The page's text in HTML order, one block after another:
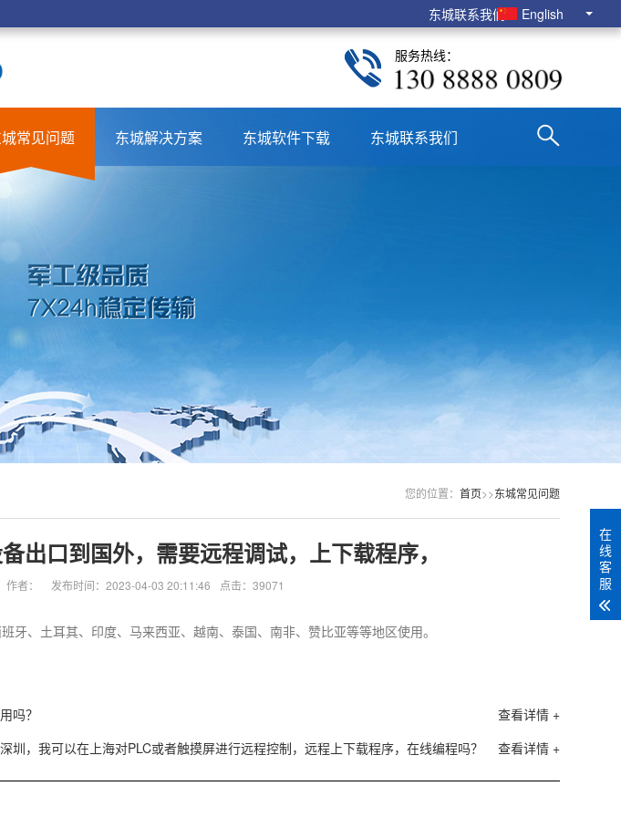
东城联系我们 English
服务热线：
130 8888 0809
常见问题 东城解决方案 东城软件下载 东城联系我们
您的位置： 首页>>东城常见问题
出口到国外，需要远程调试，上下载程序，
作者： 发布时间：2023-04-03 20:11:46 点击：39071
牙、土耳其、印度、马来西亚、越南、泰国、南非、赞比亚等等地区使用。
查看详情 +
吗？
查看详情 +
圳，我可以在上海对PLC或者触摸屏进行远程控制，远程上下载程序，在线编程吗？
在
线
客
服